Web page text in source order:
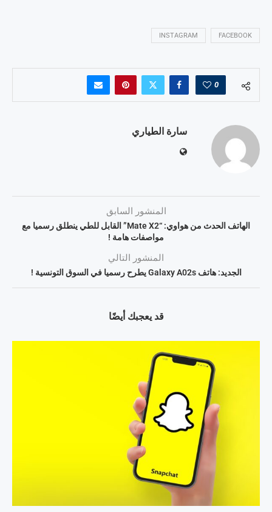
FACEBOOK
INSTAGRAM
0
سارة الطياري
المنشور السابق
الهاتف الحدث من هواوي: “Mate X2” القابل للطي ينطلق رسميا مع
مواصفات هامة !
المنشور التالي
الجديد: هاتف Galaxy A02s يطرح رسميا في السوق التونسية !
قد يعجبك أيضًا